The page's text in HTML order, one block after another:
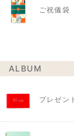
ご祝儀袋
ALBUM
プレゼン